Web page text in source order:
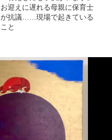
お迎えに遅れる母親に保育士
が抗議……現場で起きている
こと